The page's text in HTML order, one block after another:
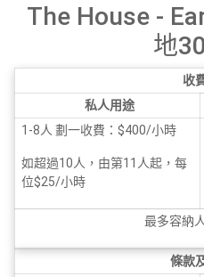
The House -
地
收
私人用途
1-8人 劃一收費：$400/小時
如超過10人，由第11人起，每
位$25/小時
最多容納
條款